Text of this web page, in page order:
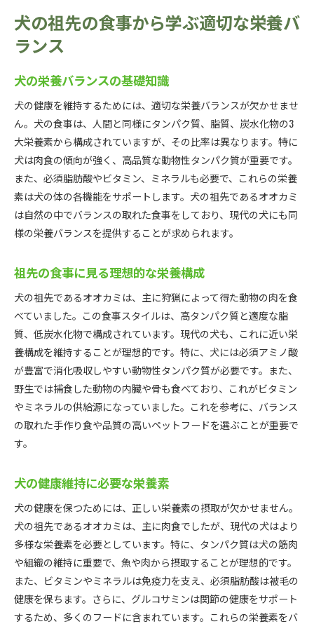
犬の祖先の食事から学ぶ適切な栄養バ
ランス
犬の栄養バランスの基礎知識
犬の健康を維持するためには、適切な栄養バランスが欠かせませ
ん。犬の食事は、人間と同様にタンパク質、脂質、炭水化物の3
大栄養素から構成されていますが、その比率は異なります。特に
犬は肉食の傾向が強く、高品質な動物性タンパク質が重要です。
また、必須脂肪酸やビタミン、ミネラルも必要で、これらの栄養
素は犬の体の各機能をサポートします。犬の祖先であるオオカミ
は自然の中でバランスの取れた食事をしており、現代の犬にも同
様の栄養バランスを提供することが求められます。
祖先の食事に見る理想的な栄養構成
犬の祖先であるオオカミは、主に狩猟によって得た動物の肉を食
べていました。この食事スタイルは、高タンパク質と適度な脂
質、低炭水化物で構成されています。現代の犬も、これに近い栄
養構成を維持することが理想的です。特に、犬には必須アミノ酸
が豊富で消化吸収しやすい動物性タンパク質が必要です。また、
野生では捕食した動物の内臓や骨も食べており、これがビタミン
やミネラルの供給源になっていました。これを参考に、バランス
の取れた手作り食や品質の高いペットフードを選ぶことが重要で
す。
犬の健康維持に必要な栄養素
犬の健康を保つためには、正しい栄養素の摂取が欠かせません。
犬の祖先であるオオカミは、主に肉食でしたが、現代の犬はより
多様な栄養素を必要としています。特に、タンパク質は犬の筋肉
や組織の維持に重要で、魚や肉から摂取することが理想的です。
また、ビタミンやミネラルは免疫力を支え、必須脂肪酸は被毛の
健康を保ちます。さらに、グルコサミンは関節の健康をサポート
するため、多くのフードに含まれています。これらの栄養素をバ